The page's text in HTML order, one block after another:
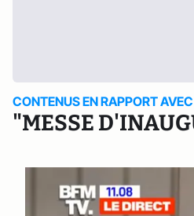
CONTENUS EN RAPPORT
"MESSE